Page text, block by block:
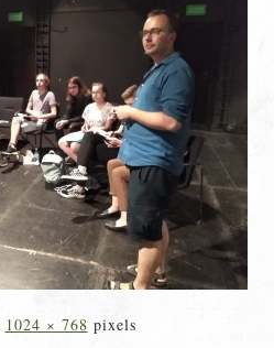
1024 × 768 pixels